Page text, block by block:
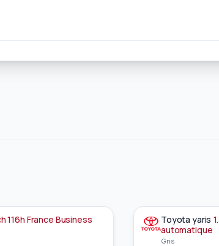
EN PRÉPARATION
116h France Business
À la une
Toyota yaris
automatique
Gris